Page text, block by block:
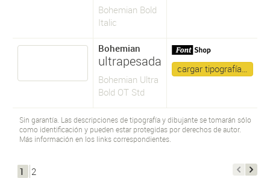
Bohemian Bold
Italic
Bohemian
ultrapesada
Bohemian Ultra
Bold OT Std
cargar tipografía…
Sin garantía. Las descripciones de tipografía y dibujante se tomarán sólo
como identificación y pueden estar protegidas por derechos de autor.
Más información en los links correspondientes.
1 2